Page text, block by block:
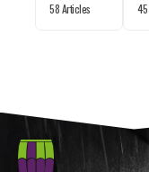
58 Articles